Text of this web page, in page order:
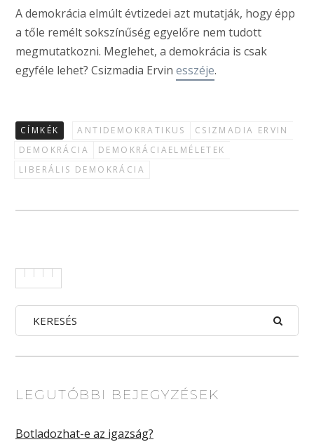
A demokrácia elmúlt évtizedei azt mutatják, hogy épp
a tőle remélt sokszínűség egyelőre nem tudott
megmutatkozni. Meglehet, a demokrácia is csak
egyféle lehet? Csizmadia Ervin esszéje.
CÍMKÉK ANTIDEMOKRATIKUS
CSIZMADIA ERVIN
DEMOKRÁCIA
DEMOKRÁCIAELMÉLETEK
LIBERÁLIS DEMOKRÁCIA
LEGUTÓBBI BEJEGYZÉSEK
Botladozhat-e az igazság?